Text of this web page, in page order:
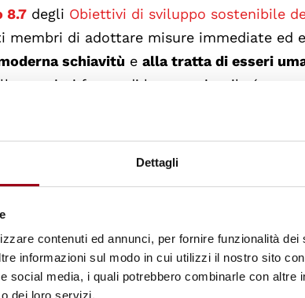
Dettagli
contenuti ed annunci, per fornire funzionalità
informazioni sul modo in cui utilizzi il nostro sito
social media, i quali potrebbero combinarle con altre
8.7 degli Obiettivi di sviluppo sostenibile
membri di adottare misure immediate ed
schiavitù ealla tratta di esseri
peggiori forme di lavoro minorile
preparerà il terreno per la quinta
Conference on Child Labour) che si
condivideranno le loro esperienze e si
in tutte le sue forme entro il 2025, così
moderna schiavitù entro il 2030.